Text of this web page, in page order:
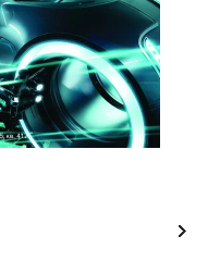
icon